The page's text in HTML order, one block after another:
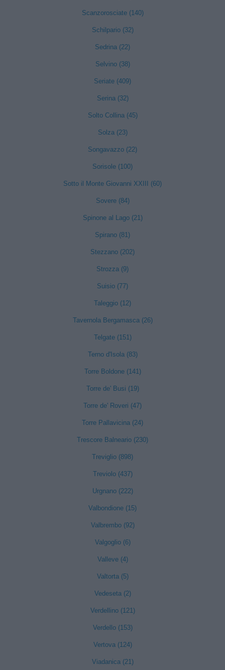
Scanzorosciate (140)
Schilpario (32)
Sedrina (22)
Selvino (38)
Seriate (409)
Serina (32)
Solto Collina (45)
Solza (23)
Songavazzo (22)
Sorisole (100)
Sotto il Monte Giovanni XXIII (60)
Sovere (84)
Spinone al Lago (21)
Spirano (81)
Stezzano (202)
Strozza (9)
Suisio (77)
Taleggio (12)
Tavernola Bergamasca (26)
Telgate (151)
Terno d'Isola (83)
Torre Boldone (141)
Torre de' Busi (19)
Torre de' Roveri (47)
Torre Pallavicina (24)
Trescore Balneario (230)
Treviglio (898)
Treviolo (437)
Urgnano (222)
Valbondione (15)
Valbrembo (92)
Valgoglio (6)
Valleve (4)
Valtorta (5)
Vedeseta (2)
Verdellino (121)
Verdello (153)
Vertova (124)
Viadanica (21)